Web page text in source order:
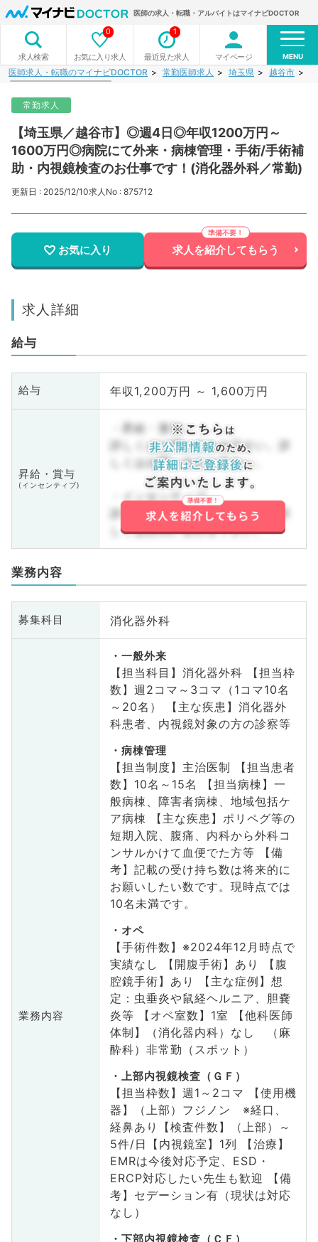
医師の求人・転職・アルバイトはマイナビDOCTOR
求人検索 お気に入り求人
0
最近見た求人
1
マイページ MENU
医師求人・転職のマイナビDOCTOR 常勤医師求人 埼玉県 越谷市
常勤求人
【埼玉県／越谷市】◎週4日◎年収1200万円～
1600万円◎病院にて外来・病棟管理・手術/手術補
助・内視鏡検査のお仕事です！(消化器外科／常勤)
更新日 : 2025/12/10求人No : 875712
お気に入り 求人を紹介してもらう
求人詳細
給与
給与 年収1,200万円 ～ 1,600万円
昇給・賞与
(インセンティブ)
・昇給・賞与
詳しくはお問い合わせ下さい。詳
しくはお問い合わせ下さい。
・インセンティブ
詳しくはお問い合わせ下さい。詳
しくはお問い合わせ下さい。
業務内容
募集科目 消化器外科
業務内容
一般外来
【担当科目】消化器外科 【担当枠
数】週2コマ～3コマ（1コマ10名
～20名） 【主な疾患】消化器外
科患者、内視鏡対象の方の診察等
病棟管理
【担当制度】主治医制 【担当患者
数】10名～15名 【担当病棟】一
般病棟、障害者病棟、地域包括ケ
ア病棟 【主な疾患】ポリペグ等の
短期入院、腹痛、内科から外科コ
ンサルかけて血便でた方等 【備
考】記載の受け持ち数は将来的に
お願いしたい数です。現時点では
10名未満です。
オペ
【手術件数】※2024年12月時点で
実績なし 【開腹手術】あり 【腹
腔鏡手術】あり 【主な症例】想
定：虫垂炎や鼠経ヘルニア、胆嚢
炎等 【オペ室数】1室 【他科医師
体制】（消化器内科）なし （麻
酔科）非常勤（スポット）
上部内視鏡検査（ＧＦ）
【担当枠数】週1～2コマ 【使用機
器】（上部）フジノン ※経口、
経鼻あり【検査件数】（上部）～
5件/日【内視鏡室】1列 【治療】
EMRは今後対応予定、ESD・
ERCP対応したい先生も歓迎 【備
考】セデーション有（現状は対応
なし）
下部内視鏡検査（ＣＦ）